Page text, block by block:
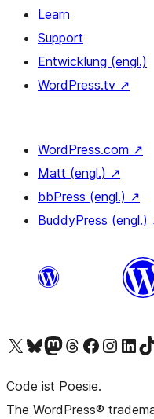
Learn
Support
Entwicklung (engl.)
WordPress.tv ↗
WordPress.com ↗
Matt (engl.) ↗
bbPress (engl.) ↗
BuddyPress (engl.)
Unser X-Konto (früher Twitter) besuchen
Unser Bluesky-Konto besuchen
Unser Mastodon-Konto besuchen
Unser Threads-Konto besuchen
Unsere Facebook-Seite
Unser Instagram-
Unser
Code ist Poesie.
The WordPress®